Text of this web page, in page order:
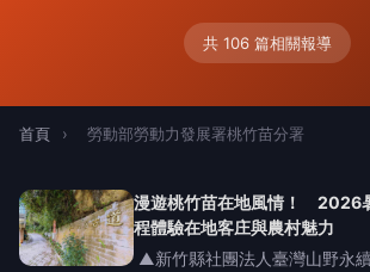
共 106 篇相關報導
首頁 › 勞動部勞動力發展署桃竹苗分署
漫遊桃竹苗在地風情！ 2026
程體驗在地客庄與農村魅力
▲新竹縣社團法人臺灣山野永